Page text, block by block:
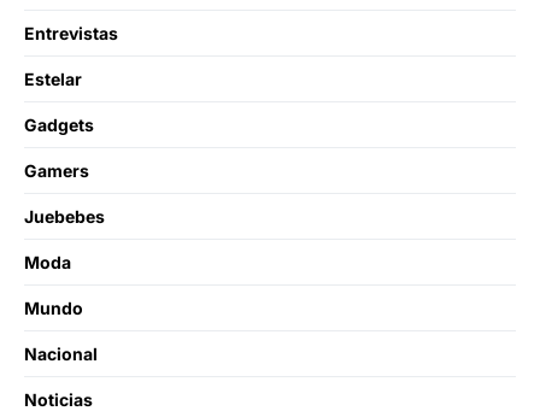
Entrevistas
Estelar
Gadgets
Gamers
Juebebes
Moda
Mundo
Nacional
Noticias